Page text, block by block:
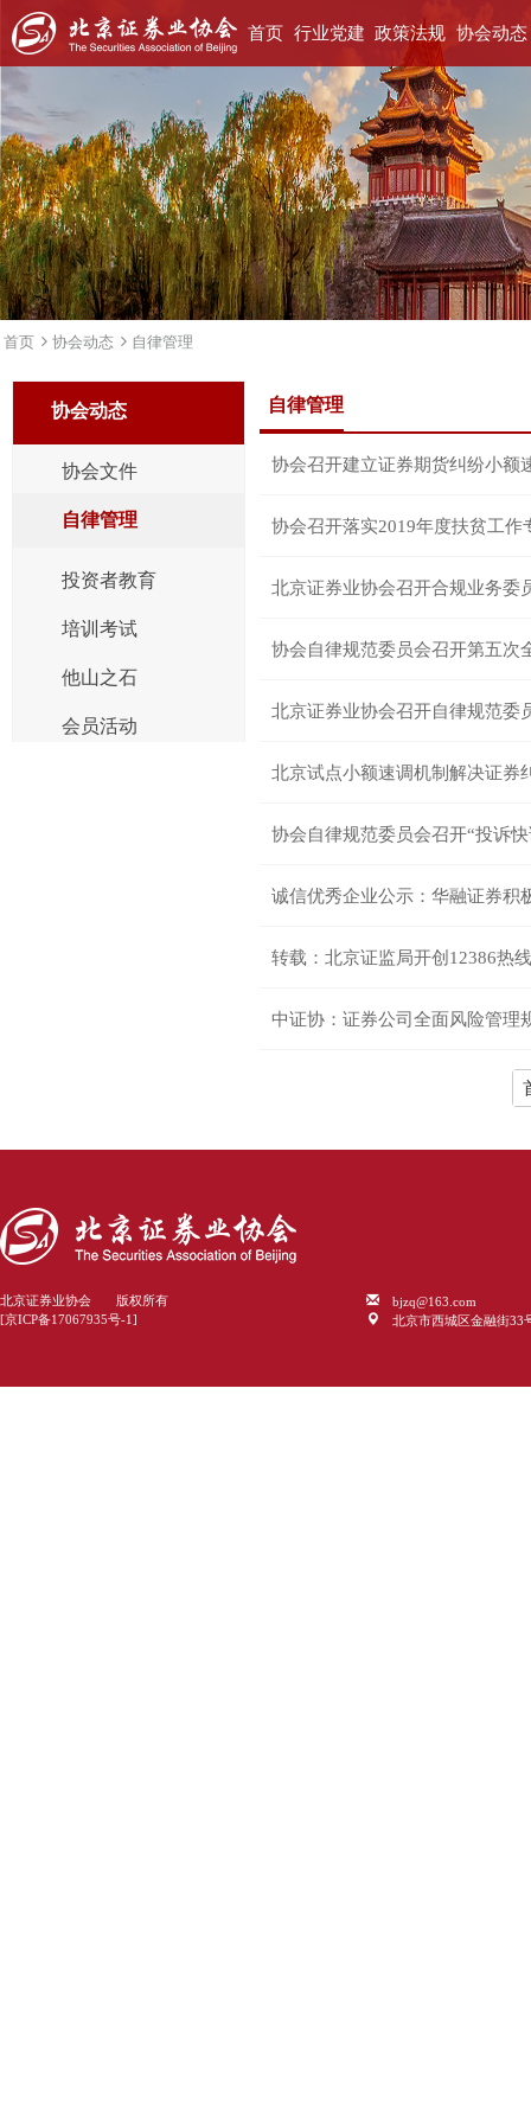
首页 行业党建 政策法规 协会动态
首页 协会动态 自律管理
协会动态
协会文件
自律管理
投资者教育
培训考试
他山之石
会员活动
自律管理
协会召开建立证券期货纠纷小额
协会召开落实2019年度扶贫工作
北京证券业协会召开合规业务委
协会自律规范委员会召开第五次
北京证券业协会召开自律规范委
北京试点小额速调机制解决证券
协会自律规范委员会召开“投诉
诚信优秀企业公示：华融证券积
转载：北京证监局开创12386热
中证协：证券公司全面风险管理
北京证券业协会 版权所有
[京ICP备17067935号-1]
bjzq@163.com
北京市西城区金融街33